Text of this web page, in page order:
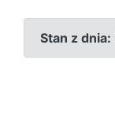
Stan z dnia: